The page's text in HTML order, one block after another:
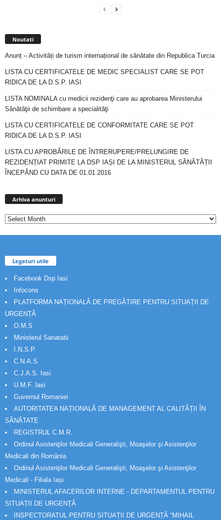
Noutati
Anunț – Activități de turism internațional de sănătate din Republica Turcia
LISTA CU CERTIFICATELE DE MEDIC SPECIALIST CARE SE POT
RIDICA DE LA D.S.P. IASI
LISTA NOMINALA cu medicii rezidenţi care au aprobarea Ministerului
Sănătăţii de schimbare a specialităţi
LISTA CU CERTIFICATELE DE CONFORMITATE CARE SE POT
RIDICA DE LA D.S.P. IASI
LISTA CU APROBĂRILE DE ÎNTRERUPERE/PRELUNGIRE DE
REZIDENȚIAT PRIMITE LA DSP IAȘI DE LA MINISTERUL SĂNĂTĂȚII
ÎNCEPÂND CU DATA DE 01.01.2016
Arhiva anunturi
Legaturi utile
Facebook Dsp Iasi
Infocons
PLATFORMA NAȚIONALĂ DE PREGĂTIRE PENTRU SITUAȚII DE
URGENȚĂ
O.M.S
Ministerul Sanatatii
I.N.S.P.
C.N.A.S.
C.J.A.S. Iasi
U.M.F. Iasi
Guvernul Romaniei
AUTORITATEA NAȚIONALĂ DE MANAGEMENT AL CALITĂȚII ÎN
SĂNĂTATE
REGISTRUL C.M.R.
Ordinul Asistenţilor Medicali Generalişti, Moaşelor şi Asistenţilor
Medicali din România
Ordinul Asistenţilor Medicali Generalişti, Moaşelor şi Asistenţilor
Medicali - Filiala Iași
MINISTERUL AFACERILOR INTERNE - DEPARTAMENTUL PENTRU
SITUAȚII DE URGENȚĂ
INSPECTORATUL PENTRU SITUAȚII DE URGENȚĂ “MIHAIL